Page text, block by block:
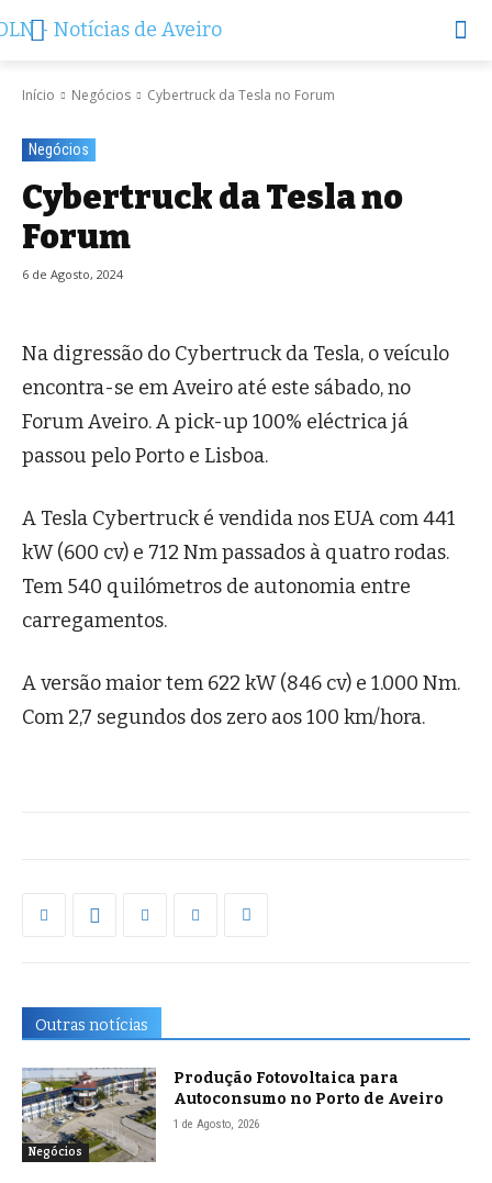
Início Negócios Cybertruck da Tesla no Forum
Negócios
Cybertruck da Tesla no
Forum
6 de Agosto, 2024
Na digressão do Cybertruck da Tesla, o veículo
encontra-se em Aveiro até este sábado, no
Forum Aveiro. A pick-up 100% eléctrica já
passou pelo Porto e Lisboa.
A Tesla Cybertruck é vendida nos EUA com 441
kW (600 cv) e 712 Nm passados à quatro rodas.
Tem 540 quilómetros de autonomia entre
carregamentos.
A versão maior tem 622 kW (846 cv) e 1.000 Nm.
Com 2,7 segundos dos zero aos 100 km/hora.
Outras notícias
Negócios
Produção Fotovoltaica para
Autoconsumo no Porto de Aveiro
1 de Agosto, 2026